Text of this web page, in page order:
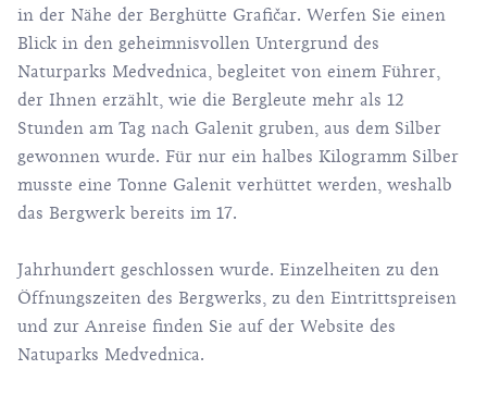
in der Nähe der Berghütte Grafičar. Werfen Sie einen
Blick in den geheimnisvollen Untergrund des
Naturparks Medvednica, begleitet von einem Führer,
der Ihnen erzählt, wie die Bergleute mehr als 12
Stunden am Tag nach Galenit gruben, aus dem Silber
gewonnen wurde. Für nur ein halbes Kilogramm Silber
musste eine Tonne Galenit verhüttet werden, weshalb
das Bergwerk bereits im 17.
Jahrhundert geschlossen wurde. Einzelheiten zu den
Öffnungszeiten des Bergwerks, zu den Eintrittspreisen
und zur Anreise finden Sie auf der Website des
Natuparks Medvednica.